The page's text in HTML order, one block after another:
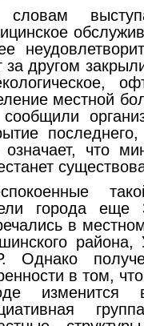
за другом
местной
что
города еще
в
района,
Однако
в том,